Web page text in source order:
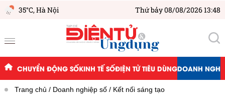
35°C,Hà Nội Thứ bảy 08/08/2026 13:48
CHUYỂN ĐỘNG SỐKINH TẾ SỐĐIỆN TỬ TIÊU DÙNGDOANH
Trang chủ Doanh nghiệp số Kết nối sáng tạo